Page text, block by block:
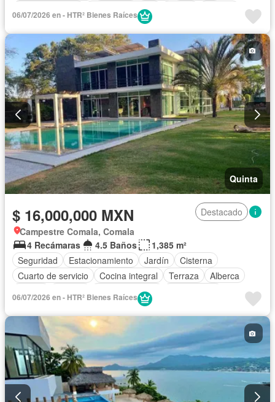
Cocina equipada
Circuito cerrado de televisión
Electricidad
Cuarto de Limpieza
Televisión por cable
Recámara con closet
Wifi
Permite mascotas
Permite niños Sin amueblar
06/07/2026 en - HTR² Bienes Raíces
Quinta
$ 16,000,000 MXN
Destacado
Campestre Comala, Comala
4 Recámaras
4.5 Baños
1,385 m²
Seguridad
Estacionamiento Jardín
Cisterna
Cuarto de servicio
Cocina integral Terraza
Alberca
Sala polivalente
Aire acondicionado
Circuito cerrado de televisión
Electricidad
Cuarto de Limpieza
Agua Jacuzzi
Televisión por cable
Zonas verdes
Asador Vista panorámica
Conserje
Wifi
Recámara con closet
Caseta de vigilancia
Permite niños
Permite mascotas
06/07/2026 en - HTR² Bienes Raíces